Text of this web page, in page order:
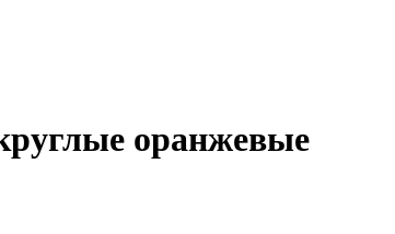
оранжевые